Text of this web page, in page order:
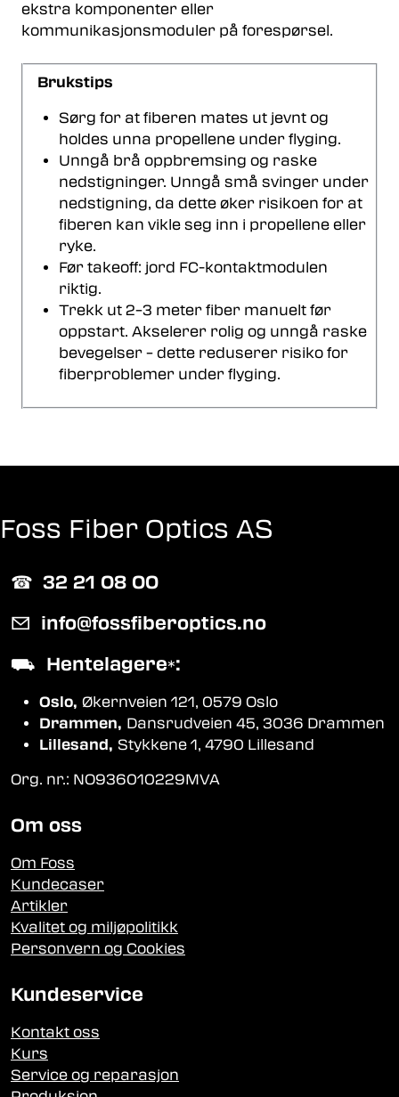
ekstra komponenter eller
kommunikasjonsmoduler på forespørsel.
Brukstips
Sørg for at fiberen mates ut jevnt og
holdes unna propellene under flyging.
Unngå brå oppbremsing og raske
nedstigninger. Unngå små svinger under
nedstigning, da dette øker risikoen for at
fiberen kan vikle seg inn i propellene eller
ryke.
Før takeoff: jord FC-kontaktmodulen
riktig.
Trekk ut 2–3 meter fiber manuelt før
oppstart. Akselerer rolig og unngå raske
bevegelser – dette reduserer risiko for
fiberproblemer under flyging.
Foss Fiber Optics AS
☎︎ 32 21 08 00
✉ info@fossfiberoptics.no
⛟ Hentelagere*:
Oslo, Økernveien 121, 0579 Oslo
Drammen, Dansrudveien 45, 3036 Drammen
Lillesand, Stykkene 1, 4790 Lillesand
Org. nr.: NO936010229MVA
Om oss
Om Foss
Kundecaser
Artikler
Kvalitet og miljøpolitikk
Personvern og Cookies
Kundeservice
Kontakt oss
Kurs
Service og reparasjon